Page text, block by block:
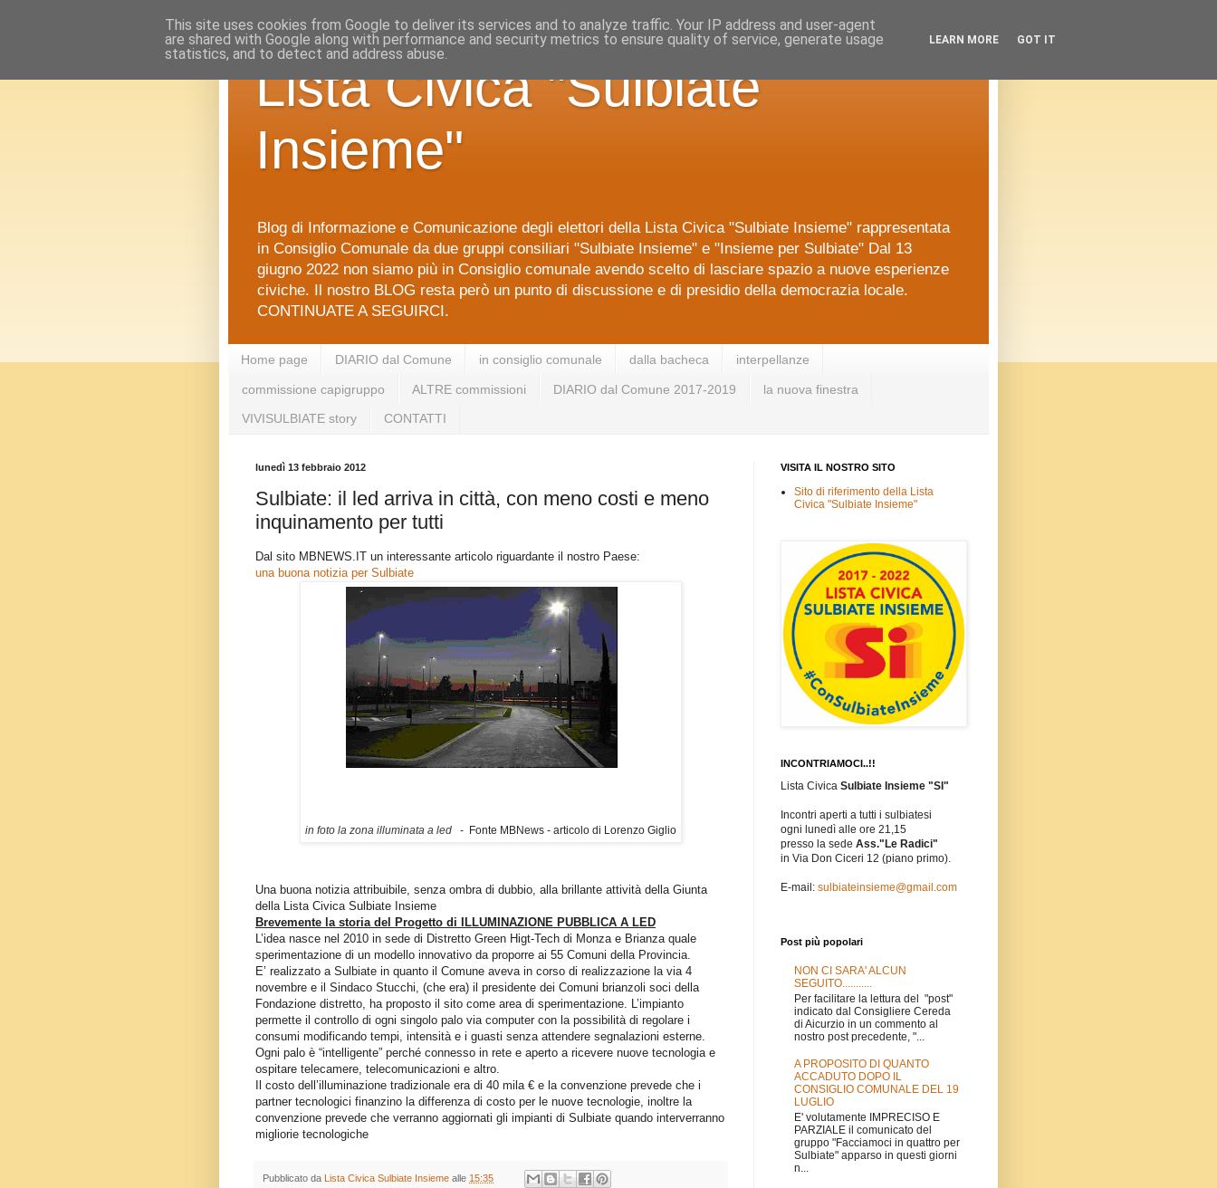
Lista Civica "Sulbiate
Insieme"
Blog di Informazione e Comunicazione degli elettori della Lista Civica "Sulbiate Insieme" rappresentata
in Consiglio Comunale da due gruppi consiliari "Sulbiate Insieme" e "Insieme per Sulbiate" Dal 13
giugno 2022 non siamo più in Consiglio comunale avendo scelto di lasciare spazio a nuove esperienze
civiche. Il nostro BLOG resta però un punto di discussione e di presidio della democrazia locale.
CONTINUATE A SEGUIRCI.
Home page DIARIO dal Comune in consiglio comunale dalla bacheca interpellanze
commissione capigruppo ALTRE commissioni DIARIO dal Comune 2017-2019 la nuova finestra
VIVISULBIATE story CONTATTI
lunedì 13 febbraio 2012
Sulbiate: il led arriva in città, con meno costi e meno
inquinamento per tutti
Dal sito MBNEWS.IT un interessante articolo riguardante il nostro Paese:
una buona notizia per Sulbiate
in foto la zona illuminata a led - Fonte MBNews - articolo di Lorenzo Giglio
Una buona notizia attribuibile, senza ombra di dubbio, alla brillante attività della Giunta
della Lista Civica Sulbiate Insieme
Brevemente la storia del Progetto di ILLUMINAZIONE PUBBLICA A LED
L’idea nasce nel 2010 in sede di Distretto Green Higt-Tech di Monza e Brianza quale
sperimentazione di un modello innovativo da proporre ai 55 Comuni della Provincia.
E’ realizzato a Sulbiate in quanto il Comune aveva in corso di realizzazione la via 4
novembre e il Sindaco Stucchi, (che era) il presidente dei Comuni brianzoli soci della
Fondazione distretto, ha proposto il sito come area di sperimentazione. L’impianto
permette il controllo di ogni singolo palo via computer con la possibilità di regolare i
consumi modificando tempi, intensità e i guasti senza attendere segnalazioni esterne.
Ogni palo è “intelligente” perché connesso in rete e aperto a ricevere nuove tecnologia e
ospitare telecamere, telecomunicazioni e altro.
Il costo dell’illuminazione tradizionale era di 40 mila € e la convenzione prevede che i
partner tecnologici finanzino la differenza di costo per le nuove tecnologie, inoltre la
convenzione prevede che verranno aggiornati gli impianti di Sulbiate quando interverranno
migliorie tecnologiche
Pubblicato da Lista Civica Sulbiate Insieme alle 15:35
VISITA IL NOSTRO SITO
Sito di riferimento della Lista
Civica "Sulbiate Insieme"
INCONTRIAMOCI..!!
Lista Civica Sulbiate Insieme "SI"
Incontri aperti a tutti i sulbiatesi
ogni lunedì alle ore 21,15
presso la sede Ass."Le Radici"
in Via Don Ciceri 12 (piano primo).
E-mail: sulbiateinsieme@gmail.com
Post più popolari
NON CI SARA' ALCUN
SEGUITO...........
Per facilitare la lettura del "post"
indicato dal Consigliere Cereda
di Aicurzio in un commento al
nostro post precedente, "...
A PROPOSITO DI QUANTO
ACCADUTO DOPO IL
CONSIGLIO COMUNALE DEL 19
LUGLIO
E' volutamente IMPRECISO E
PARZIALE il comunicato del
gruppo "Facciamoci in quattro per
Sulbiate" apparso in questi giorni
n...
This site uses cookies from Google to deliver its services and to analyze traffic. Your IP address and user-agent
are shared with Google along with performance and security metrics to ensure quality of service, generate usage
statistics, and to detect and address abuse.
LEARN MORE GOT IT